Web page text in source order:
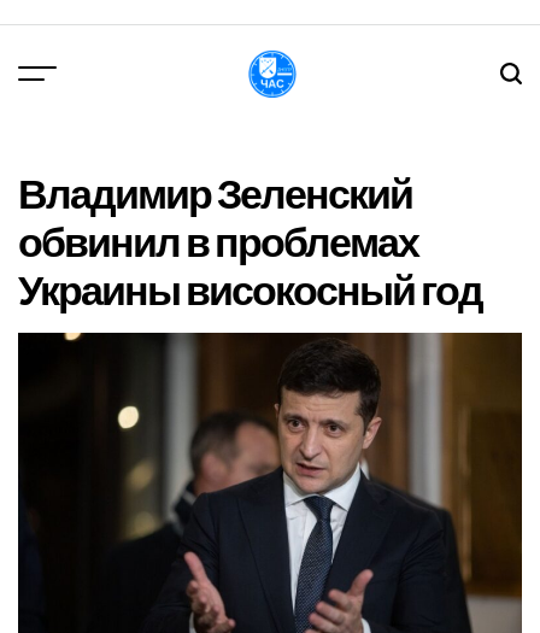
вмісту
Владимир Зеленский
обвинил в проблемах
Украины високосный год